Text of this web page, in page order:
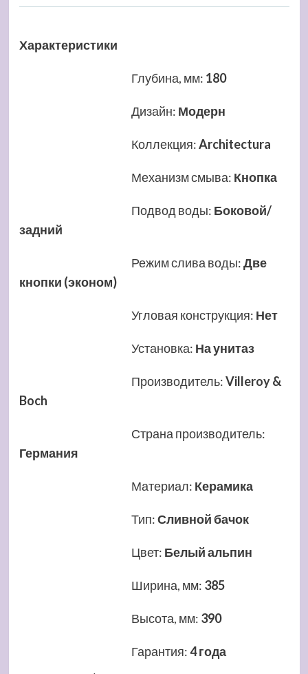
Характеристики
Глубина, мм: 180
Дизайн: Модерн
Коллекция:Architectura
Механизм смыва: Кнопка
Подвод воды: Боковой/
задний
Режим слива воды:Две
кнопки (эконом)
Угловая конструкция: Нет
Установка: На унитаз
Производитель:Villeroy &
Boch
Страна производитель:
Германия
Материал: Керамика
Тип:Сливной бачок
Цвет: Белый альпин
Ширина, мм: 385
Высота, мм: 390
Гарантия:4 года